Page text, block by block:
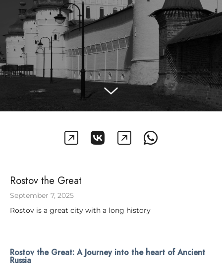
Rostov the Great
September 7, 2025
Rostov is a great city with a long history
Rostov the Great: A Journey into the heart of Ancient
Russia